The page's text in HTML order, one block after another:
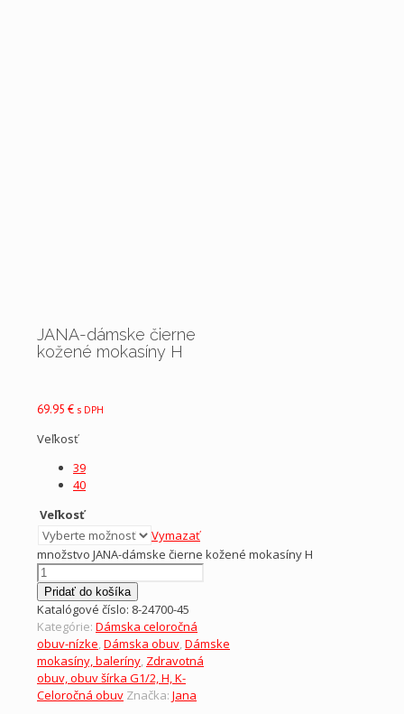
JANA-dámske čierne
kožené mokasíny H
69.95 € s DPH
Veľkosť
39
40
Veľkosť
Vymazať
množstvo JANA-dámske čierne kožené mokasíny H
Pridať do košíka
Katalógové číslo: 8-24700-45
Kategórie: Dámska celoročná
obuv-nízke,Dámska obuv,Dámske
mokasíny, baleríny, Zdravotná
obuv, obuv šírka G1/2, H, K-
Celoročná obuv Značka: Jana